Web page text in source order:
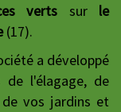
verts sur le
(17).
a développé
de l'élagage, de
vos jardins et